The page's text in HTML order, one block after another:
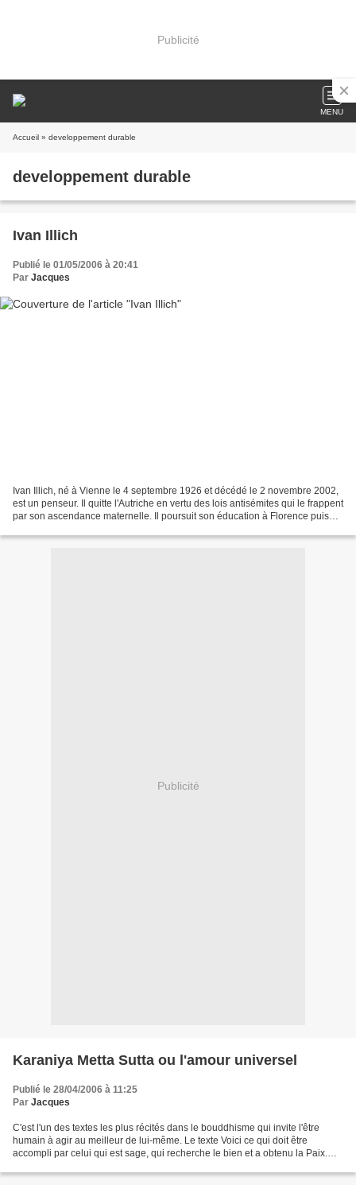
Publicité
MENU
Accueil » developpement durable
developpement durable
Ivan Illich
Publié le 01/05/2006 à 20:41
Par Jacques
Ivan Illich, né à Vienne le 4 septembre 1926 et décédé le 2 novembre 2002,
est un penseur. Il quitte l'Autriche en vertu des lois antisémites qui le frappent
par son ascendance maternelle. Il poursuit son éducation à Florence puis
Publicité
Karaniya Metta Sutta ou l'amour universel
Publié le 28/04/2006 à 11:25
Par Jacques
C'est l'un des textes les plus récités dans le bouddhisme qui invite l'être
humain à agir au meilleur de lui-même. Le texte Voici ce qui doit être
accompli par celui qui est sage, qui recherche le bien et a obtenu la Paix.